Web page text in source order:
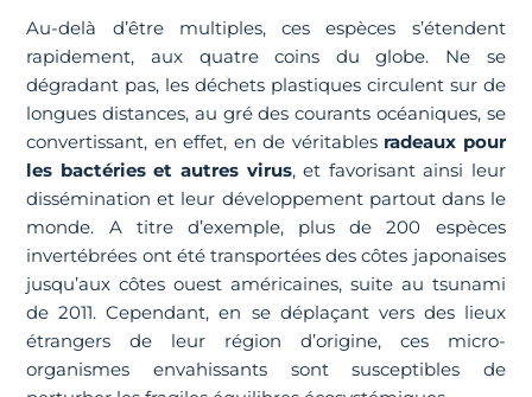
Au-delà d’être multiples, ces espèces s’étendent
rapidement, aux quatre coins du globe. Ne se
dégradant pas, les déchets plastiques circulent sur de
longues distances, au gré des courants océaniques, se
convertissant, en effet, en de véritables radeaux pour
les bactéries et autres virus, et favorisant ainsi leur
dissémination et leur développement partout dans le
monde. A titre d’exemple, plus de 200 espèces
invertébrées ont été transportées des côtes japonaises
jusqu’aux côtes ouest américaines, suite au tsunami
de 2011. Cependant, en se déplaçant vers des lieux
étrangers de leur région d’origine, ces micro-
organismes envahissants sont susceptibles de